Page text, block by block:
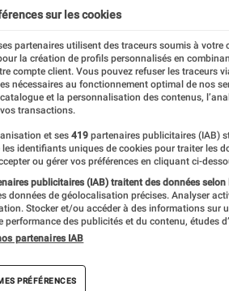
Tests
sur les cookies
partenaires utilisent des traceurs soumis à
la création de profils personnalisés en
compte client. Vous pouvez refuser les traceurs
nécessaires au fonctionnement optimal de nos
et la personnalisation des contenus,
transactions.
et ses 419 partenaires publicitaires (IAB)
les identifiants uniques de cookies pour traiter les
ou gérer vos préférences en cliquant ci-
publicitaires (IAB) traitent des données
données de géolocalisation précises. Analyser
Stocker et/ou accéder à des informations sur
performance des publicités et du contenu, études
partenaires IAB
PRÉFÉRENCES